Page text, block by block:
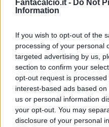
Fantacalcio.it - Do Not
Information
If you wish to opt-out of the
processing of your personal
targeted advertising by us,
section to confirm your
opt-out request is
interest-based ads based
us or personal information
your opt-out. You may
disclosure of your personal
Classic
Riepilogo stagione